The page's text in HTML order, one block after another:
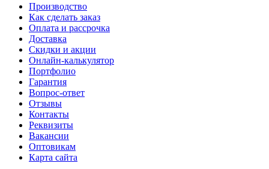
Производство
Как сделать заказ
Оплата и рассрочка
Доставка
Скидки и акции
Онлайн-калькулятор
Портфолио
Гарантия
Вопрос-ответ
Отзывы
Контакты
Реквизиты
Вакансии
Оптовикам
Карта сайта